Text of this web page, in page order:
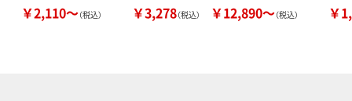
￥2,110～（税込） ￥3,278（税込） ￥12,890～（税込） ￥